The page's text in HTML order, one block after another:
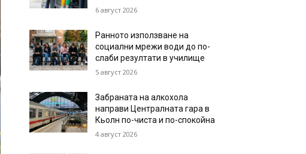
6 август 2026
Ранното използване на
социални мрежи води до по-
слаби резултати в училище
5 август 2026
Забраната на алкохола
направи Централната гара в
Кьолн по-чиста и по-спокойна
4 август 2026